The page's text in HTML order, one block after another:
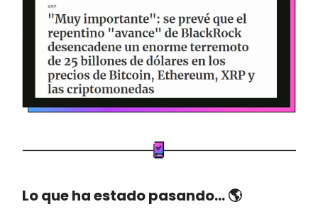
Lo que ha estado pasando… 🌎